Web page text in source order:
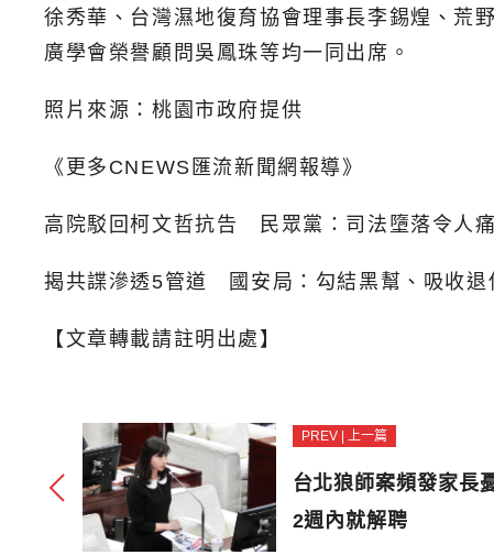
徐秀華、台灣濕地復育協會理事長李錫煌、荒
廣學會榮譽顧問吳鳳珠等均一同出席。
照片來源：桃園市政府提供
《更多CNEWS匯流新聞網報導》
高院駁回柯文哲抗告 民眾黨：司法墮落令人
揭共諜滲透5管道 國安局：勾結黑幫、吸收退
【文章轉載請註明出處】
PREV | 上一篇
台北狼師案頻發家
2週內就解聘